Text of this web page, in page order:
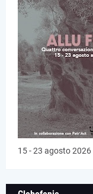
15 - 23 agosto 2026